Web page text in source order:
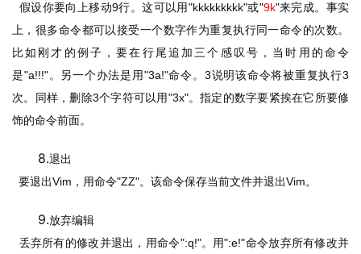
假设你要向上移动9行。这可以用"kkkkkkkkk"或"9k"来完成。事实
上，很多命令都可以接受一个数字作为重复执行同一命令的次数。
比如刚才的例子，要在行尾追加三个感叹号，当时用的命令
是"a!!!"。另一个办法是用"3a!"命令。 3说明该命令将被重复执行3
次。同样，删除3个字符可以用"3x"。指定的数字要紧挨在它所要修
饰的命令前面。
8.退出
要退出Vim ，用命令"ZZ"。该命令保存当前文件并退出Vim。
9.放弃编辑
丢弃所有的修改并退出，用命令":q!"。用":e!"命令放弃所有修改并